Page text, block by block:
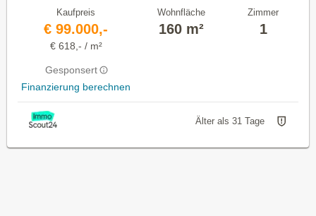
Kaufpreis
€ 99.000,-
€ 618,- / m²
Gesponsert
Finanzierung berechnen
Wohnfläche
160 m²
Zimmer
1
Älter als 31 Tage